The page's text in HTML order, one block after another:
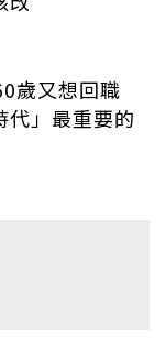
歲又想回職
代」最重要的